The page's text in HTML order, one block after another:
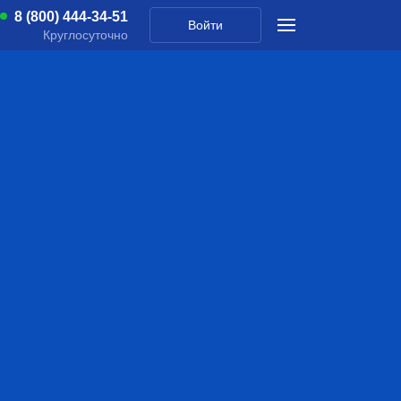
8 (800) 444-34-51
Круглосуточно
Войти